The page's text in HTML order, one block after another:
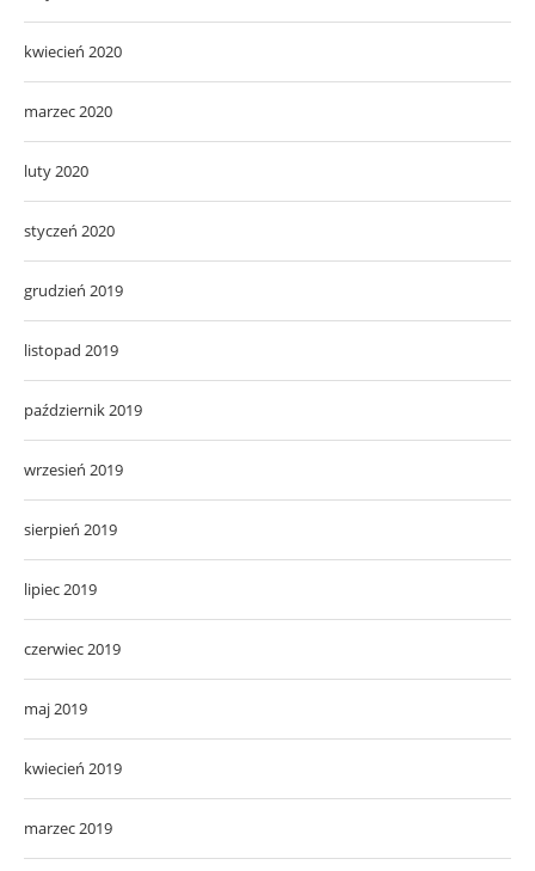
kwiecień 2020
marzec 2020
luty 2020
styczeń 2020
grudzień 2019
listopad 2019
październik 2019
wrzesień 2019
sierpień 2019
lipiec 2019
czerwiec 2019
maj 2019
kwiecień 2019
marzec 2019